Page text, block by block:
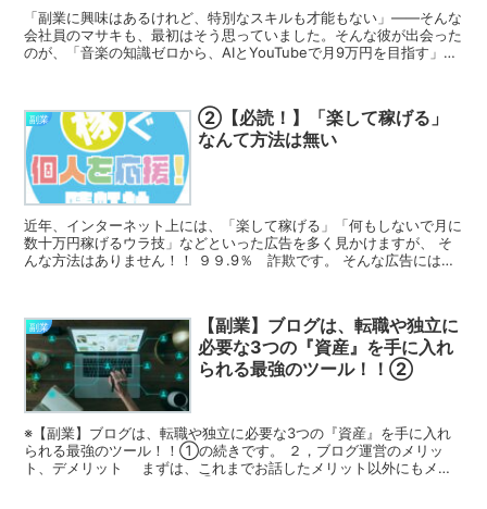
「副業に興味はあるけれど、特別なスキルも才能もない」——そんな
会社員のマサキも、最初はそう思っていました。そんな彼が出会った
のが、「音楽の知識ゼロから、AIとYouTubeで月9万円を目指す」と
副業
②【必読！】「楽して稼げる」
なんて方法は無い
近年、インターネット上には、「楽して稼げる」「何もしないで月に
数十万円稼げるウラ技」などといった広告を多く見かけますが、 そ
んな方法はありません！！ ９９.9％ 詐欺です。 そんな広告には騙
副業
【副業】ブログは、転職や独立に
必要な3つの『資産』を手に入れ
られる最強のツール！！②
※【副業】ブログは、転職や独立に必要な3つの『資産』を手に入れ
られる最強のツール！！①の続きです。 ２，ブログ運営のメリッ
ト、デメリット まずは、これまでお話したメリット以外にもメリ